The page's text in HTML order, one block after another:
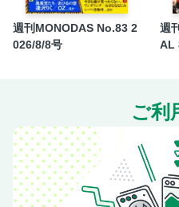
週刊MONODAS No.83 2
026/8/8号
週
AL
ご利